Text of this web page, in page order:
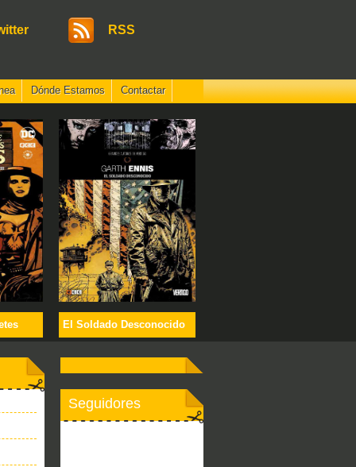
RSS
Dónde Estamos Contactar
El Soldado Desconocido
Seguidores